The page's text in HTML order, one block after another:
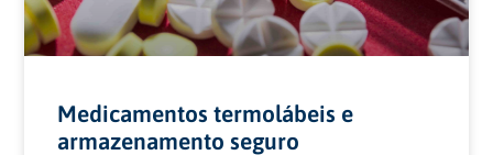
Medicamentos termolábeis e
armazenamento seguro